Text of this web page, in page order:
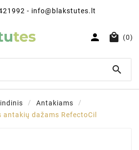
- info@blakstutes.lt
  (0)

Antakiams
antakių dažams RefectoCil